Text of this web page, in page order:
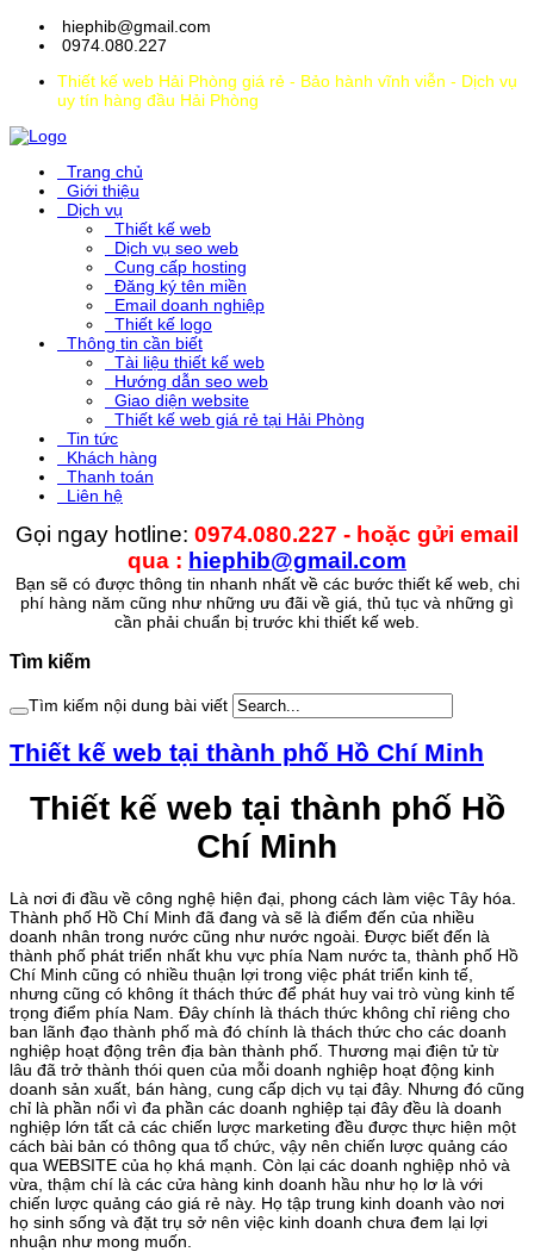
hiephib@gmail.com
0974.080.227
Thiết kế web Hải Phòng giá rẻ - Bảo hành vĩnh viễn - Dịch vụ
uy tín hàng đầu Hải Phòng
Trang chủ
Giới thiệu
Dịch vụ
Thiết kế web
Dịch vụ seo web
Cung cấp hosting
Đăng ký tên miền
Email doanh nghiệp
Thiết kế logo
Thông tin cần biết
Tài liệu thiết kế web
Hướng dẫn seo web
Giao diện website
Thiết kế web giá rẻ tại Hải Phòng
Tin tức
Khách hàng
Thanh toán
Liên hệ
Gọi ngay hotline: 0974.080.227 - hoặc gửi email
qua : hiephib@gmail.com
Bạn sẽ có được thông tin nhanh nhất về các bước thiết kế web, chi
phí hàng năm cũng như những ưu đãi về giá, thủ tục và những gì
cần phải chuẩn bị trước khi thiết kế web.
Tìm kiếm
Tìm kiếm nội dung bài viết
Thiết kế web tại thành phố Hồ Chí Minh
Thiết kế web tại thành phố Hồ
Chí Minh
Là nơi đi đầu về công nghệ hiện đại, phong cách làm việc Tây hóa.
Thành phố Hồ Chí Minh đã đang và sẽ là điểm đến của nhiều
doanh nhân trong nước cũng như nước ngoài. Được biết đến là
thành phố phát triển nhất khu vực phía Nam nước ta, thành phố Hồ
Chí Minh cũng có nhiều thuận lợi trong việc phát triển kinh tế,
nhưng cũng có không ít thách thức để phát huy vai trò vùng kinh tế
trọng điểm phía Nam. Đây chính là thách thức không chỉ riêng cho
ban lãnh đạo thành phố mà đó chính là thách thức cho các doanh
nghiệp hoạt động trên địa bàn thành phố. Thương mại điện tử từ
lâu đã trở thành thói quen của mỗi doanh nghiệp hoạt động kinh
doanh sản xuất, bán hàng, cung cấp dịch vụ tại đây. Nhưng đó cũng
chỉ là phần nổi vì đa phần các doanh nghiệp tại đây đều là doanh
nghiệp lớn tất cả các chiến lược marketing đều được thực hiện một
cách bài bản có thông qua tổ chức, vậy nên chiến lược quảng cáo
qua WEBSITE của họ khá mạnh. Còn lại các doanh nghiệp nhỏ và
vừa, thậm chí là các cửa hàng kinh doanh hầu như họ lơ là với
chiến lược quảng cáo giá rẻ này. Họ tập trung kinh doanh vào nơi
họ sinh sống và đặt trụ sở nên việc kinh doanh chưa đem lại lợi
nhuận như mong muốn.